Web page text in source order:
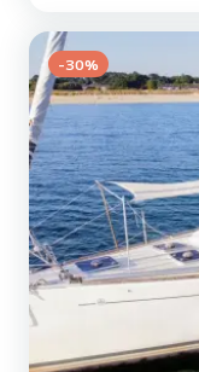
navigaci, která se
-30%